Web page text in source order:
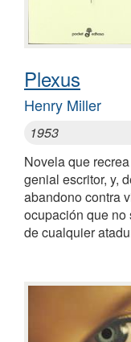
Plexus
Henry Miller
1953
Novela que
genial escritor, y,
abandono contra
ocupación que
de cualquier